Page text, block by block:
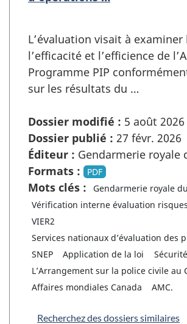
L’évaluation visait à
l’efficacité et l’efficience de
Programme PIP
sur les résultats du …
Dossier modifié : 5 août 2026
Dossier publié : 27 févr. 2026
Éditeur : Gendarmerie royale
Formats :
PDF
Mots clés : Gendarmerie royale
Vérification interne évaluation
VIER2
Services nationaux d’évaluation des
SNEP
Application de la loi
L’Arrangement sur la police civile au
Affaires mondiales Canada
AMC.
Recherchez des dossiers similaires